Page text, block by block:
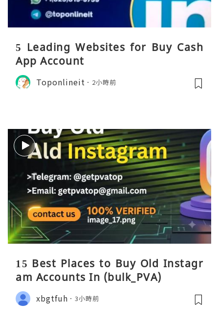
5 Leading Websites for Buy Cash
App Account
Toponlineit 2小時前
15 Best Places to Buy Old Instagr
am Accounts In (bulk_PVA)
xbgtfuh 3小時前